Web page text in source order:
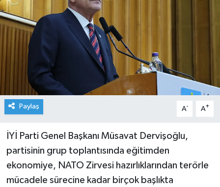
Paylaş A- A+
İYİ Parti Genel Başkanı Müsavat Dervişoğlu,
partisinin grup toplantısında eğitimden
ekonomiye, NATO Zirvesi hazırlıklarından terörle
mücadele sürecine kadar birçok başlıkta